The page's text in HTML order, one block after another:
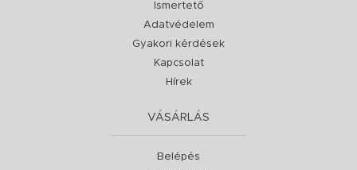
Ismertető
Adatvédelem
Gyakori kérdések
Kapcsolat
Hírek
VÁSÁRLÁS
Belépés